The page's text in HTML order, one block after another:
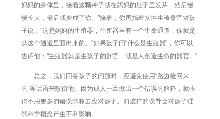
妈妈的身体里，接着这颗种子就在妈妈的肚子里发芽，然后慢
慢长大，最后就变成了你。”接着，你再指着女性生殖器官对孩
子说：“这是妈妈的生殖器，生殖器里有一个生命通道，你就是
从这个通道里面出来的。”如果孩子问“什么是生殖器”，你可以
告诉他：“生殖器就是生孩子的器官，就是人创造生命的器官。”
总之，我们回答孩子的问题时，应避免使用“路边捡回来
的”等话语来敷衍他。因为成人一旦做出一个错误的解释，就不
得不用更多的错误解释去应对孩子。而这样的误导会对孩子理
解科学概念产生不利影响。